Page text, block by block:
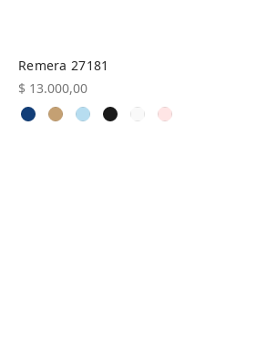
Remera 27181
$ 13.000,00